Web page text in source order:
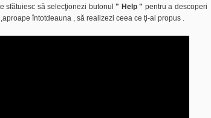
să selecţionezi butonul " Help " pentru a descoperi
întotdeauna , să realizezi ceea ce ţi-ai propus .